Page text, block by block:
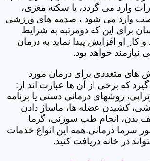
وارد می گردد، یا سکته مغزی،
عصب وارد می شود ، صدمه های ورزشی
برای این که دومرتبه به شرایط
کار او افزایش پیدا نماید به درمان
نیازمند خواهد بود.
های متعددی برای درمان مورد
که برخی از آن ها عبارت اند از:
روشهای درمانی دستی یا برنامه
کشیدن عضله ها، ماساژ دادن
بدن، انجام طب سوزنی، گرما
سرما درمانی.همه این انواع خدمات
در خانه دریافت کنید.